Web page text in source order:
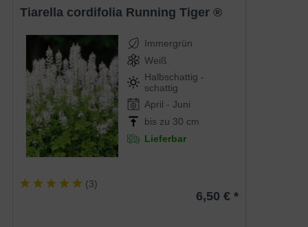
Tiarella cordifolia Running Tiger ®
Immergrün
Weiß
Halbschattig -
schattig
April - Juni
bis zu 30 cm
Lieferbar
(3)
6,50 € *